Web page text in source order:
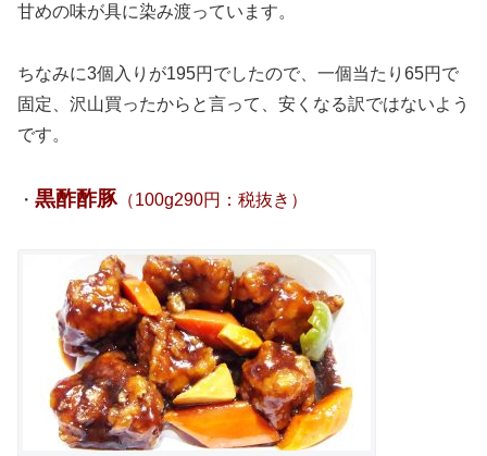
甘めの味が具に染み渡っています。
ちなみに3個入りが195円でしたので、一個当たり65円で
固定、沢山買ったからと言って、安くなる訳ではないよう
です。
・ 黒酢酢豚（100g290円：税抜き）